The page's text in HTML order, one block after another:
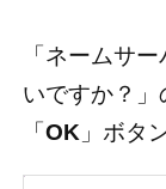
「ネームサ
いですか？」
「 OK」ボタ